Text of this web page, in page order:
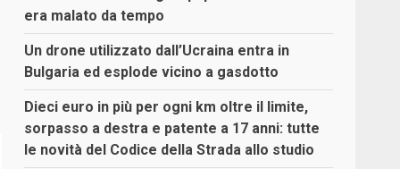
era malato da tempo
Un drone utilizzato dall’Ucraina entra in
Bulgaria ed esplode vicino a gasdotto
Dieci euro in più per ogni km oltre il limite,
sorpasso a destra e patente a 17 anni: tutte
le novità del Codice della Strada allo studio